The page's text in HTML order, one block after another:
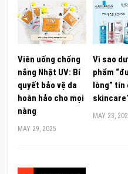
Viên uống chống
nắng Nhật UV: Bí
quyết bảo vệ da
hoàn hảo cho mọi
nàng
MAY 29, 2025
Vì sao
phẩm
lòng” tín
MAY 23,